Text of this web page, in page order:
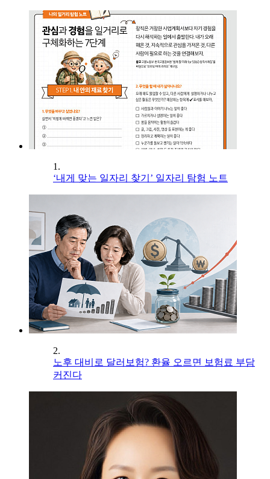
1.
‘내게 맞는 일자리 찾기’ 일자리 탐험 노트
2.
노후 대비로 달러보험? 환율 오르면 보험료 부담
커진다